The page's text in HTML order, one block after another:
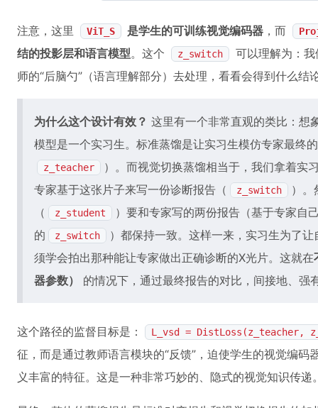
注意，这里 ViT_S 是学生的可训练视觉编码器 ，而
结的投影层和语言模型。这个 z_switch
可以理解为：
师的“后脑勺”（语言理解部分）去处理，看看会得到什么结
为什么这个设计有效？ 这里有一个非常直观的类比：想
模型是一个实习生。标准蒸馏是让实习生模仿专家最终
z_teacher
）。而视觉切换蒸馏相当于，我们拿着实
专家基于这张片子来写一份诊断报告（
z_switch
）。
（
z_student
）要和专家写的两份报告（基于专家自
的
z_switch
）都保持一致。这样一来，实习生为了
须学会拍出那种能让专家做出正确诊断的X光片。这就在
器参数）
的情况下，通过最终报告的对比，间接地、强
这个路径的监督目标是： L_vsd = DistLoss(z_teacher,
征，而是通过教师语言模块的“反馈”，迫使学生的视觉编
义丰富的特征。这是一种非常巧妙的、隐式的视觉知识传递